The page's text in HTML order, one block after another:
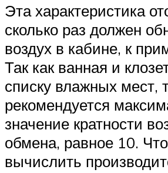
Эта характеристика
сколько раз должен
воздух в кабине, к
Так как ванная и
списку влажных мест,
рекомендуется
значение кратности
обмена, равное 10.
вычислить